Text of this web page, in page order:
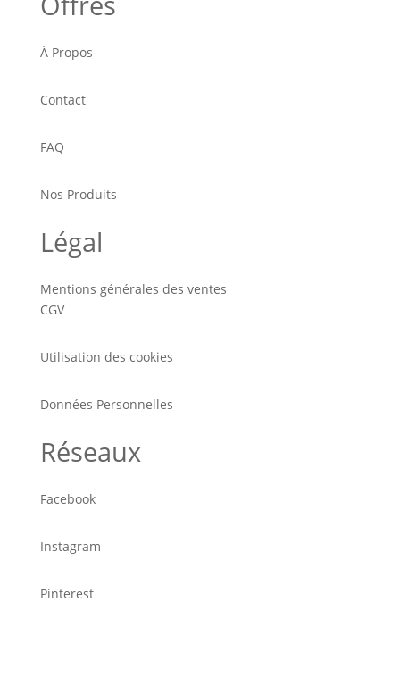
À Propos
Contact
FAQ
Nos Produits
Légal
Mentions générales des ventes
CGV
Utilisation des cookies
Données Personnelles
Réseaux
Facebook
Instagram
Pinterest